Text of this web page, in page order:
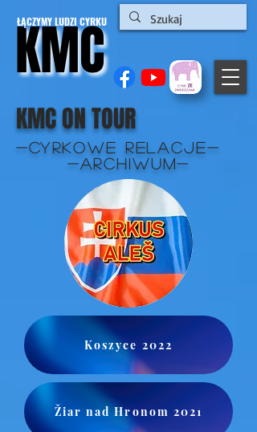
KMC
KMC
ŁĄCZYMY LUDZI CYRKU
KMC ON TOUR
-CYRKOWE RELACJE-
-ARCHIWUM-
Koszyce 2022
Žiar nad Hronom 2021